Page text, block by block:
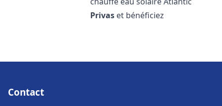
Privas et bénéficiez
Contact